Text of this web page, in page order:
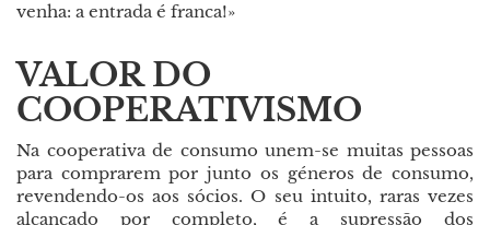
venha: a entrada é franca!»
VALOR DO
COOPERATIVISMO
Na cooperativa de consumo unem-se muitas pessoas
para comprarem por junto os géneros de consumo,
revendendo-os aos sócios. O seu intuito, raras vezes
alcançado por completo, é a supressão dos